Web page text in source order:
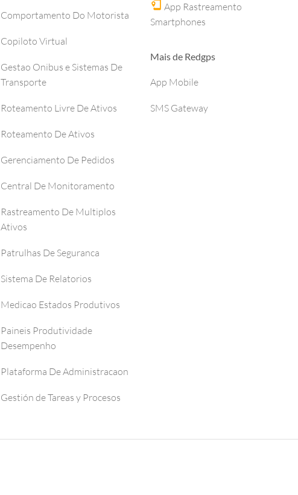
Comportamento Do Motorista
Copiloto Virtual
Gestao Onibus e Sistemas De
Transporte
Roteamento Livre De Ativos
Roteamento De Ativos
Gerenciamento De Pedidos
Central De Monitoramento
Rastreamento De Multiplos
Ativos
Patrulhas De Seguranca
Sistema De Relatorios
Medicao Estados Produtivos
Paineis Produtividade
Desempenho
Plataforma De Administracaon
Gestión de Tareas y Procesos
App Rastreamento
Smartphones
Mais de Redgps
App Mobile
SMS Gateway